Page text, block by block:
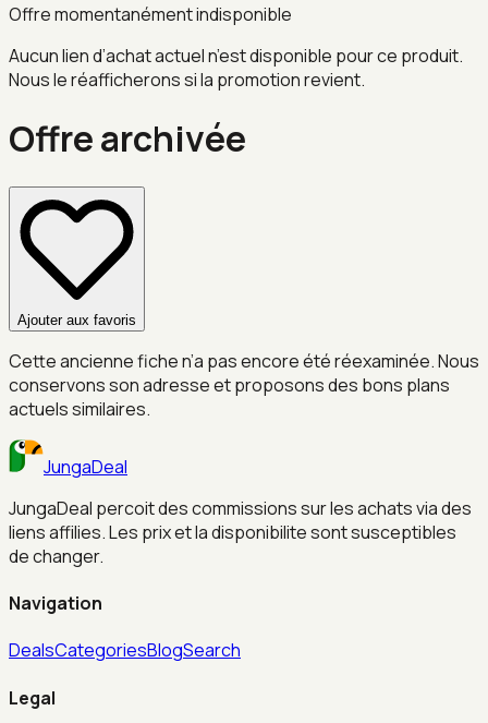
Offre momentanément indisponible
Aucun lien d’achat actuel n’est disponible pour ce produit.
Nous le réafficherons si la promotion revient.
Offre archivée
Ajouter aux favoris
Cette ancienne fiche n’a pas encore été réexaminée. Nous
conservons son adresse et proposons des bons plans
actuels similaires.
JungaDeal
JungaDeal percoit des commissions sur les achats via des
liens affilies. Les prix et la disponibilite sont susceptibles
de changer.
Navigation
DealsCategoriesBlogSearch
Legal